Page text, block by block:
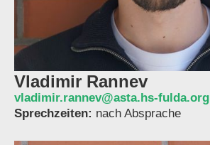
Vladimir Rannev
vladimir.rannev@asta.hs-fulda.org
Sprechzeiten: nach Absprache